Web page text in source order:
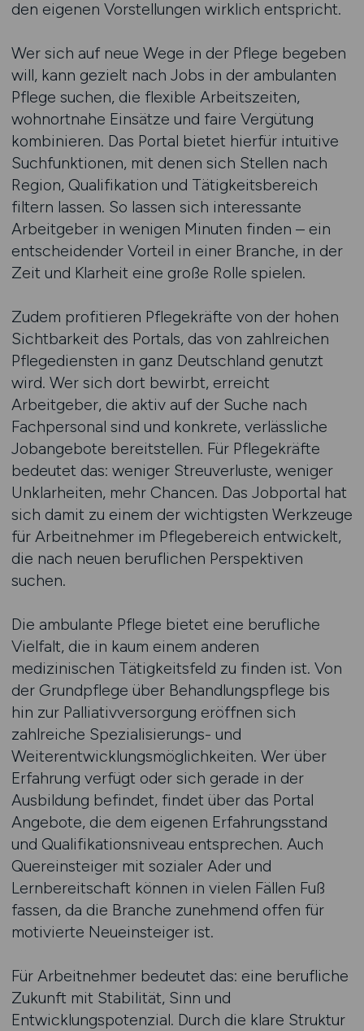
den eigenen Vorstellungen wirklich entspricht.
Wer sich auf neue Wege in der Pflege begeben
will, kann gezielt nach Jobs in der ambulanten
Pflege suchen, die flexible Arbeitszeiten,
wohnortnahe Einsätze und faire Vergütung
kombinieren. Das Portal bietet hierfür intuitive
Suchfunktionen, mit denen sich Stellen nach
Region, Qualifikation und Tätigkeitsbereich
filtern lassen. So lassen sich interessante
Arbeitgeber in wenigen Minuten finden – ein
entscheidender Vorteil in einer Branche, in der
Zeit und Klarheit eine große Rolle spielen.
Zudem profitieren Pflegekräfte von der hohen
Sichtbarkeit des Portals, das von zahlreichen
Pflegediensten in ganz Deutschland genutzt
wird. Wer sich dort bewirbt, erreicht
Arbeitgeber, die aktiv auf der Suche nach
Fachpersonal sind und konkrete, verlässliche
Jobangebote bereitstellen. Für Pflegekräfte
bedeutet das: weniger Streuverluste, weniger
Unklarheiten, mehr Chancen. Das Jobportal hat
sich damit zu einem der wichtigsten Werkzeuge
für Arbeitnehmer im Pflegebereich entwickelt,
die nach neuen beruflichen Perspektiven
suchen.
Die ambulante Pflege bietet eine berufliche
Vielfalt, die in kaum einem anderen
medizinischen Tätigkeitsfeld zu finden ist. Von
der Grundpflege über Behandlungspflege bis
hin zur Palliativversorgung eröffnen sich
zahlreiche Spezialisierungs- und
Weiterentwicklungsmöglichkeiten. Wer über
Erfahrung verfügt oder sich gerade in der
Ausbildung befindet, findet über das Portal
Angebote, die dem eigenen Erfahrungsstand
und Qualifikationsniveau entsprechen. Auch
Quereinsteiger mit sozialer Ader und
Lernbereitschaft können in vielen Fällen Fuß
fassen, da die Branche zunehmend offen für
motivierte Neueinsteiger ist.
Für Arbeitnehmer bedeutet das: eine berufliche
Zukunft mit Stabilität, Sinn und
Entwicklungspotenzial. Durch die klare Struktur